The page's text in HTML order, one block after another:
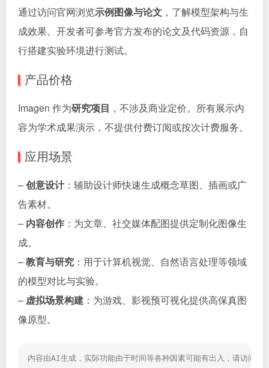
通过访问官网浏览示例图像与论文 ，了解模型架构与生
成效果。开发者可参考官方发布的论文及代码资源，自
行搭建实验环境进行测试。
产品价格
Imagen 作为研究项目 ，不涉及商业定价。所有展示内
容为学术成果演示，不提供付费订阅或按次计费服务。
应用场景
–创意设计：辅助设计师快速生成概念草图、插画或广
告素材。
– 内容创作 ：为文章、社交媒体配图提供定制化图像生
成。
–教育与研究 ：用于计算机视觉、自然语言处理等领域
的模型对比与实验。
– 虚拟场景构建 ：为游戏、影视预可视化提供高保真图
像原型。
内容由AI生成，实际功能由于时间等各种因素可能有出入，请访问网